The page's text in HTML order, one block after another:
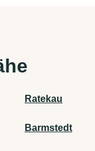
Ratekau
Barmstedt